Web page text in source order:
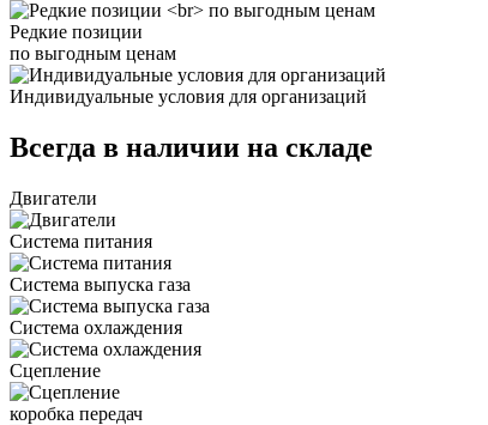
Редкие позиции
по выгодным ценам
Индивидуальные условия для организаций
Всегда в наличии на складе
Двигатели
Система питания
Система выпуска газа
Система охлаждения
Сцепление
коробка передач